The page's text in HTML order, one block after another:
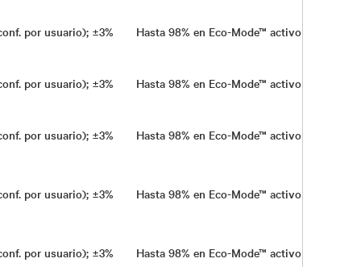
por usuario); ±3% Hasta 98% en Eco-Mode™ activo y 95%,
por usuario); ±3%
Hasta 98% en Eco-Mode™ activo y 95%,
por usuario); ±3% Hasta 98% en Eco-Mode™ activo y 95%,
por usuario); ±3% Hasta 98% en Eco-Mode™ activo y 95%,
por usuario); ±3% Hasta 98% en Eco-Mode™ activo y 95%,